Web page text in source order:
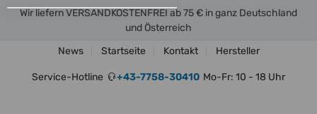
Wir liefern VERSANDKOSTENFREI ab 75 € in ganz Deutschland
und Österreich
News
Startseite Kontakt Hersteller
Service-Hotline +43-7758-30410 Mo-Fr: 10 - 18 Uhr